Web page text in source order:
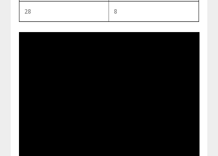
28 8